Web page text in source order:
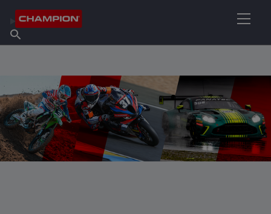
Информация о Champion
Найти точку продаж